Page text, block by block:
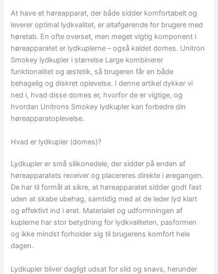
At have et høreapparat, der både sidder komfortabelt og
leverer optimal lydkvalitet, er altafgørende for brugere med
høretab. En ofte overset, men meget vigtig komponent i
høreapparatet er lydkuplerne – også kaldet domes. Unitron
Smokey lydkupler i størrelse Large kombinerer
funktionalitet og æstetik, så brugeren får en både
behagelig og diskret oplevelse. I denne artikel dykker vi
ned i, hvad disse domes er, hvorfor de er vigtige, og
hvordan Unitrons Smokey lydkupler kan forbedre din
høreapparatoplevelse.
Hvad er lydkupler (domes)?
Lydkupler er små silikonedele, der sidder på enden af
høreapparatets receiver og placereres direkte i øregangen.
De har til formål at sikre, at høreapparatet sidder godt fast
uden at skabe ubehag, samtidig med at de leder lyd klart
og effektivt ind i øret. Materialet og udformningen af
kuplerne har stor betydning for lydkvaliteten, pasformen
og ikke mindst forholder sig til brugerens komfort hele
dagen.
Lydkupler bliver dagligt udsat for slid og snavs, herunder